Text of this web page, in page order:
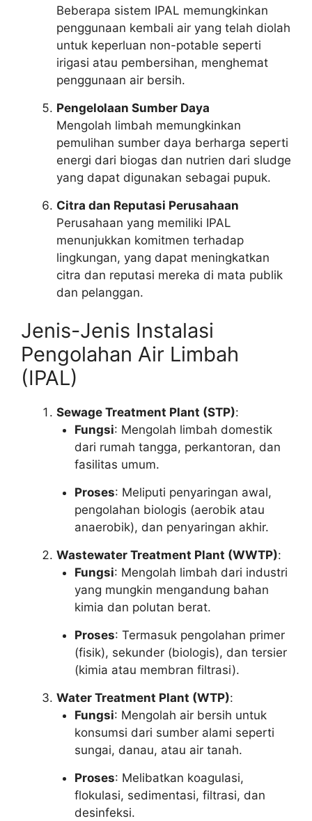
Beberapa sistem IPAL memungkinkan
penggunaan kembali air yang telah diolah
untuk keperluan non-potable seperti
irigasi atau pembersihan, menghemat
penggunaan air bersih.
Pengelolaan Sumber Daya
Mengolah limbah memungkinkan
pemulihan sumber daya berharga seperti
energi dari biogas dan nutrien dari sludge
yang dapat digunakan sebagai pupuk.
Citra dan Reputasi Perusahaan
Perusahaan yang memiliki IPAL
menunjukkan komitmen terhadap
lingkungan, yang dapat meningkatkan
citra dan reputasi mereka di mata publik
dan pelanggan.
Jenis-Jenis Instalasi
Pengolahan Air Limbah
(IPAL)
Sewage Treatment Plant (STP):
Fungsi: Mengolah limbah domestik
dari rumah tangga, perkantoran, dan
fasilitas umum.
Proses: Meliputi penyaringan awal,
pengolahan biologis (aerobik atau
anaerobik), dan penyaringan akhir.
Wastewater Treatment Plant (WWTP):
Fungsi: Mengolah limbah dari industri
yang mungkin mengandung bahan
kimia dan polutan berat.
Proses: Termasuk pengolahan primer
(fisik), sekunder (biologis), dan tersier
(kimia atau membran filtrasi).
Water Treatment Plant (WTP):
Fungsi: Mengolah air bersih untuk
konsumsi dari sumber alami seperti
sungai, danau, atau air tanah.
Proses: Melibatkan koagulasi,
flokulasi, sedimentasi, filtrasi, dan
desinfeksi.